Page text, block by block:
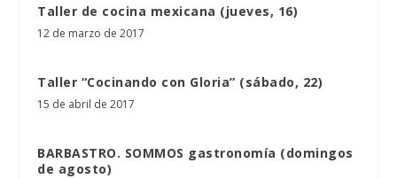
Taller de cocina mexicana (jueves, 16)
12 de marzo de 2017
Taller “Cocinando con Gloria” (sábado, 22)
15 de abril de 2017
BARBASTRO. SOMMOS gastronomía (domingos
de agosto)